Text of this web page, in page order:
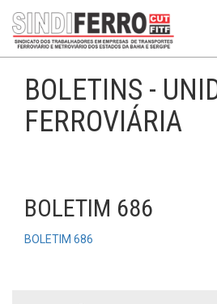
BOLETINS -
FERROVIÁRIA
BOLETIM 686
BOLETIM 686